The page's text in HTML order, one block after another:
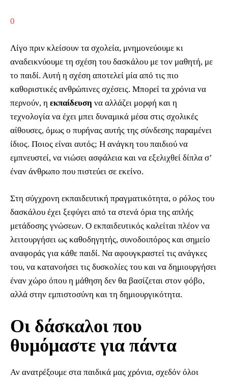
0
Λίγο πριν κλείσουν τα σχολεία, μνημονεύουμε κι
αναδεικνύουμε τη σχέση του δασκάλου με τον μαθητή, με
το παιδί. Αυτή η σχέση αποτελεί μία από τις πιο
καθοριστικές ανθρώπινες σχέσεις. Μπορεί τα χρόνια να
περνούν, η εκπαίδευση να αλλάζει μορφή και η
τεχνολογία να έχει μπει δυναμικά μέσα στις σχολικές
αίθουσες, όμως ο πυρήνας αυτής της σύνδεσης παραμένει
ίδιος. Ποιος είναι αυτός; Η ανάγκη του παιδιού να
εμπνευστεί, να νιώσει ασφάλεια και να εξελιχθεί δίπλα σ’
έναν άνθρωπο που πιστεύει σε εκείνο.
Στη σύγχρονη εκπαιδευτική πραγματικότητα, ο ρόλος του
δασκάλου έχει ξεφύγει από τα στενά όρια της απλής
μετάδοσης γνώσεων. Ο εκπαιδευτικός καλείται πλέον να
λειτουργήσει ως καθοδηγητής, συνοδοιπόρος και σημείο
αναφοράς για κάθε παιδί. Να αφουγκραστεί τις ανάγκες
του, να κατανοήσει τις δυσκολίες του και να δημιουργήσει
έναν χώρο όπου η μάθηση δεν θα βασίζεται στον φόβο,
αλλά στην εμπιστοσύνη και τη δημιουργικότητα.
Οι δάσκαλοι που
θυμόμαστε για πάντα
Αν ανατρέξουμε στα παιδικά μας χρόνια, σχεδόν όλοι